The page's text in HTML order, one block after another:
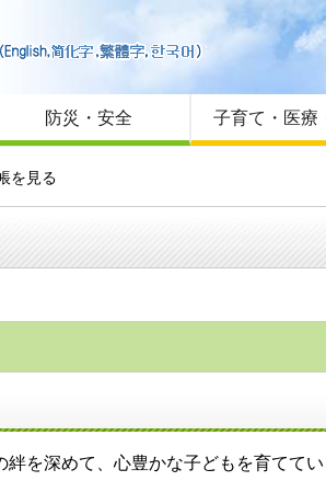
はじめての方へ
Foreign language
サイトマップ
防災・安全 子育て・医療
を見る
を深めて、心豊かな子どもを育てて